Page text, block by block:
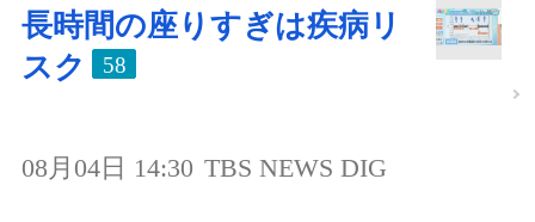
長時間の座りすぎは疾病リ
スク
58
08月04日 14:30 TBS NEWS DIG